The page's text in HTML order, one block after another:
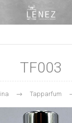
TF003
Tapparfum